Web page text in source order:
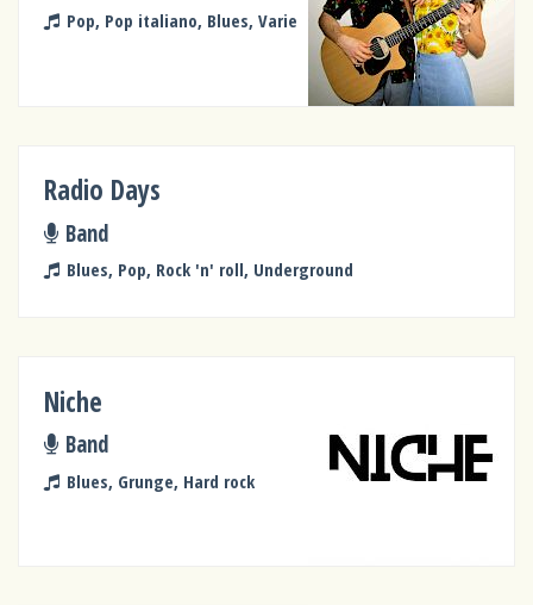
Pop, Pop italiano, Blues, Varie
Radio Days
Band
Blues, Pop, Rock 'n' roll, Underground
Niche
Band
Blues, Grunge, Hard rock